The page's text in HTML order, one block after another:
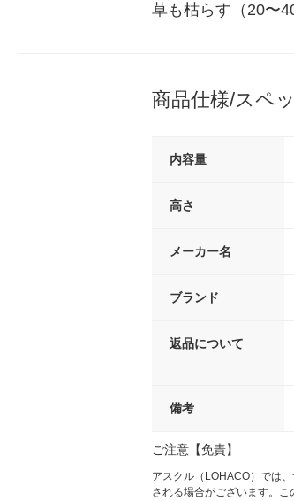
草も枯らす（20〜
商品仕様/スペ
内容量
高さ
メーカー名
ブランド
返品について
備考
ご注意【免責】
アスクル（LOHACO）では
される場合がございます。